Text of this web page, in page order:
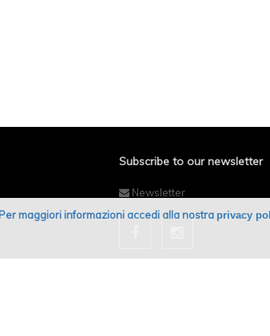
Subscribe to our newsletter
Newsletter
maggiori informazioni accedi alla nostra privacy